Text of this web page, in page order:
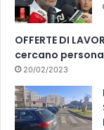
OFFERTE DI
cercano
20/02/2023